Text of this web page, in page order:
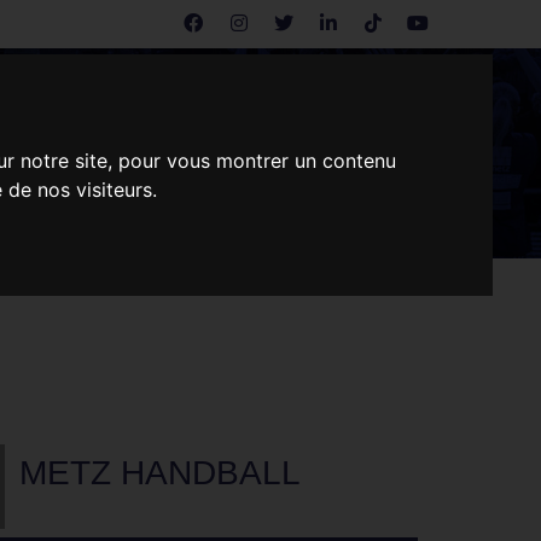
notre site, pour vous montrer un contenu
nos visiteurs.
METZ HANDBALL